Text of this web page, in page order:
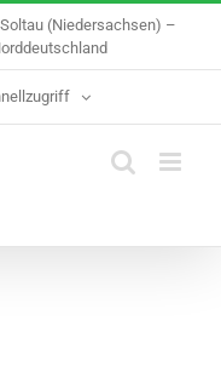
(Niedersachsen) –